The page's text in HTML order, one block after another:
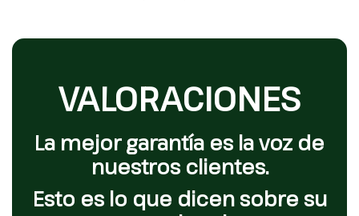
VALORACIONES
La mejor garantía es la voz de
nuestros clientes.
Esto es lo que dicen sobre su